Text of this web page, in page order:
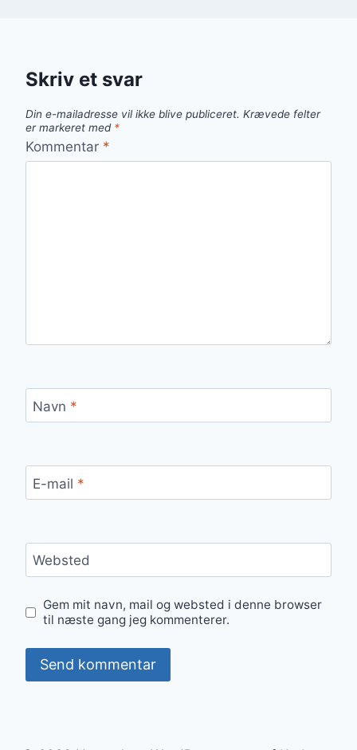
Skriv et svar
Din e-mailadresse vil ikke blive publiceret. Krævede felter
er markeret med *
Kommentar *
Navn *
E-mail *
Websted
Gem mit navn, mail og websted i denne browser
til næste gang jeg kommenterer.